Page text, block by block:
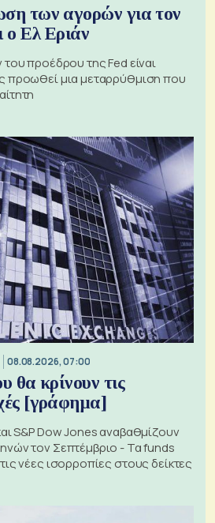
των αγορών για τον
ο Ελ Εριάν
προέδρου της Fed είναι
προωθεί μια μεταρρύθμιση που
08.08.2026, 07:00
θα κρίνουν τις
[γράφημα]
S&P Dow Jones αναβαθμίζουν
τον Σεπτέμβριο - Τα funds
νέες ισορροπίες στους δείκτες